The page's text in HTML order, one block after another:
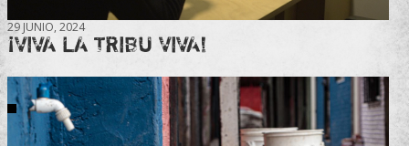
29 JUNIO, 2024
¡VIVA LA TRIBU VIVA!